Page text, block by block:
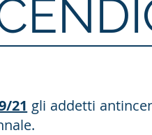
21 gli addetti